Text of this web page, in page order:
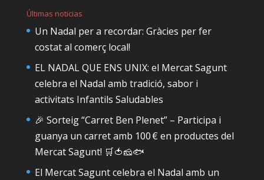
Últimas noticias
Un Nadal per a recordar: Gràcies per fer
costat al comerç local!
EL NADAL QUE ENS UNIX: el Mercat Sagunt
celebra el Nadal amb tradició, sabor i
activitats Infantils Saludables
🎉 Sorteig “Carret Ben Plenet” – Participa i
guanya un carret amb 100 € en productes del
Mercat Sagunt! 🛒🍅🧀🐟
El Mercat Sagunt celebra el Nadal amb un